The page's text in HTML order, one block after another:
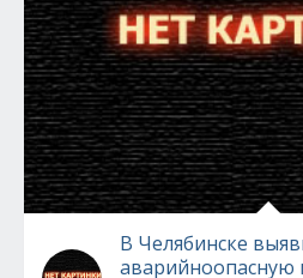
В Челябинске
аварийноопасную